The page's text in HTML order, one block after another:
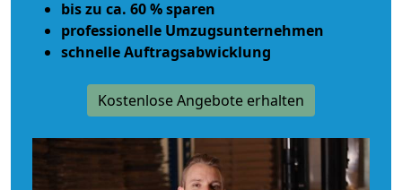
bis zu ca. 60 % sparen
professionelle Umzugsunternehmen
schnelle Auftragsabwicklung
Kostenlose Angebote erhalten